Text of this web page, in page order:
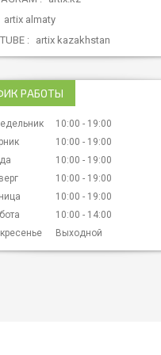
artix almaty
artix kazakhstan
РАБОТЫ
10:00
19:00
10:00
19:00
10:00
19:00
10:00
19:00
10:00
19:00
10:00
14:00
Выходной